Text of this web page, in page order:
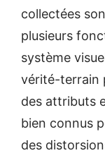
collectées
plusieurs
système
vérité-terrain
des attributs
bien connus
des